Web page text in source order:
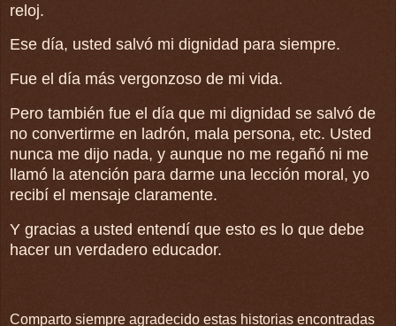
reloj.
Ese día, usted salvó mi dignidad para siempre.
Fue el día más vergonzoso de mi vida.
Pero también fue el día que mi dignidad se salvó de
no convertirme en ladrón, mala persona, etc. Usted
nunca me dijo nada, y aunque no me regañó ni me
llamó la atención para darme una lección moral, yo
recibí el mensaje claramente.
Y gracias a usted entendí que esto es lo que debe
hacer un verdadero educador.
Comparto siempre agradecido estas historias encontradas